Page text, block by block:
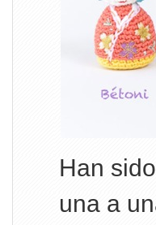
Han
una a